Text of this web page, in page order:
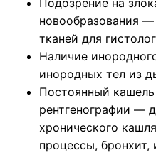
Подозрение на
новообразования
тканей для
Наличие
инородных тел из
Постоянный
рентгенографии —
хронического
процессы, бронхит,